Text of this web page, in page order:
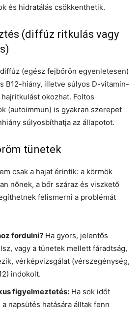
és hidratálás csökkenthetik.
(diffúz ritkulás vagy
(egész fejbőrön egyenletesen)
B12-hiány, illetve súlyos D-vitamin-
okozhat. Foltos
(autoimmun) is gyakran szerepet
súlyosbíthatja az állapotot.
tünetek
csak a hajat érintik: a körmök
nőnek, a bőr száraz és viszkető
felismerni a problémát
fordulni? Ha gyors, jelentős
vagy a tünetek mellett fáradtság,
vérképvizsgálat (vérszegénység,
indokolt.
figyelmeztetés: Ha sok időt
napsütés hatására álltak fenn